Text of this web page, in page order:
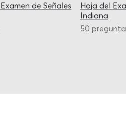
de Señales
Hoja del
Indiana
50